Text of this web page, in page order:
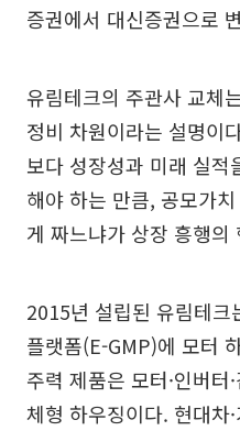
증권에서 대신증권으로
유림테크의 주관사 교체
정비 차원이라는 설명이
보다 성장성과 미래 실적
해야 하는 만큼, 공모가
게 짜느냐가 상장 흥행의
2015년 설립된 유림테크
플랫폼(E-GMP)에 모터
주력 제품은 모터·인버터
체형 하우징이다. 현대차